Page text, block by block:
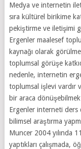
Medya ve internetin
sıra kültürel birikime
pekiştirme ve iletişimi
Ergenler maalesef
kaynağı olarak
toplumsal görüşe
nedenle, internetin
toplumsal işlevi vardır
bir araca
Ergenler interneti ders
bilimsel araştırma
Muncer 2004 yılında
yaptıkları çalışmada,